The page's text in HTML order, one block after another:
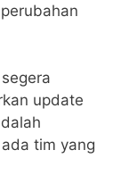
update
tim yang